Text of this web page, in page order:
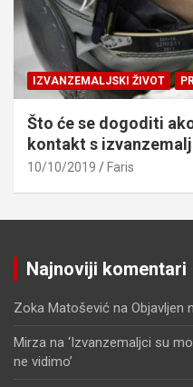
IZVANZEMALJSKI ŽIVOT
Što će se dogoditi
kontakt s
10/10/2019 Faris
Najnoviji komentari
Zoka Matošević na Objavljen
Mirza na ‘Izvanzemaljci su
ne vidimo’